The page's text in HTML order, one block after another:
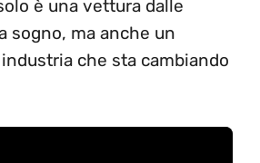
è una vettura dalle
sogno, ma anche un
che sta cambiando